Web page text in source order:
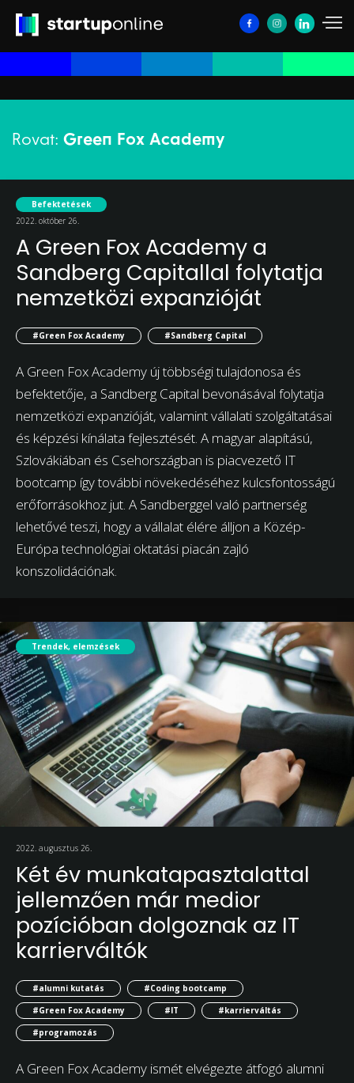
Rovat: Green Fox Academy
Befektetések
2022. október 26.
A Green Fox Academy a
Sandberg Capitallal folytatja
nemzetközi expanzióját
#Green Fox Academy #Sandberg Capital
A Green Fox Academy új többségi tulajdonosa és
befektetője, a Sandberg Capital bevonásával folytatja
nemzetközi expanzióját, valamint vállalati szolgáltatásai
és képzési kínálata fejlesztését. A magyar alapítású,
Szlovákiában és Csehországban is piacvezető IT
bootcamp így további növekedéséhez kulcsfontosságú
erőforrásokhoz jut. A Sandberggel való partnerség
lehetővé teszi, hogy a vállalat élére álljon a Közép-
Európa technológiai oktatási piacán zajló
konszolidációnak.
Trendek, elemzések
2022. augusztus 26.
Két év munkatapasztalattal
jellemzően már medior
pozícióban dolgoznak az IT
karrierváltók
#alumni kutatás
#Coding bootcamp
#Green Fox Academy
#IT
#karrierváltás
#programozás
A Green Fox Academy ismét elvégezte átfogó alumni